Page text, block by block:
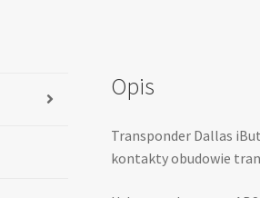
Opis
Transponder Dallas
kontakty obudowie